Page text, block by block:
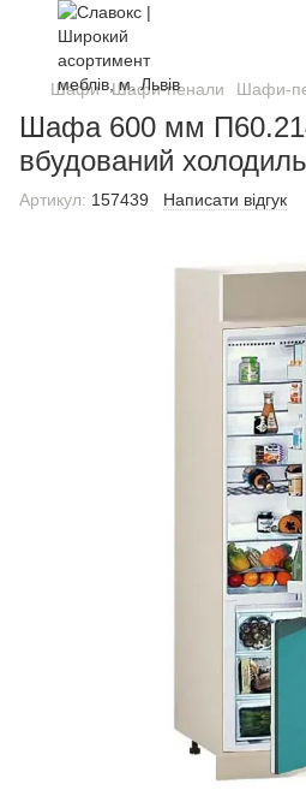
Шафи Шафи-пенали Шафи-
Шафа 600 мм
вбудований
Артикул: 157439 Написати відгук